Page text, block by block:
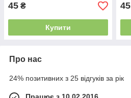
45 ₴
Купити
45
Про нас
24% позитивних з 25 відгуків за рік